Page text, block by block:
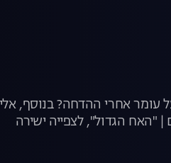
עומר אחרי ההדחה? בנוסף,
"האח הגדול", לצפייה ישירה